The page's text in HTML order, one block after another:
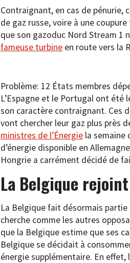
Contraignant, en cas de pénurie,
de gaz russe, voire à une
que son gazoduc Nord Stream 1
fameuse turbine en route vers la
Problème: 12 États membres
L’Espagne et le Portugal ont été
son caractère contraignant. Ces
vont chercher leur gaz plus près
ministres de l’Énergie la semaine
d’énergie disponible en
Hongrie a carrément décidé de
La Belgique
La Belgique fait désormais partie
cherche comme les autres
que la Belgique estime que ses
Belgique se décidait à
énergie supplémentaire. En